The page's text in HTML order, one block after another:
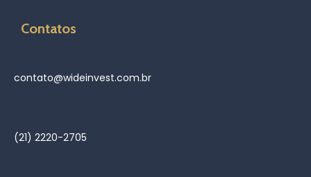
Contatos
contato@wideinvest.com.br
(21) 2220-2705